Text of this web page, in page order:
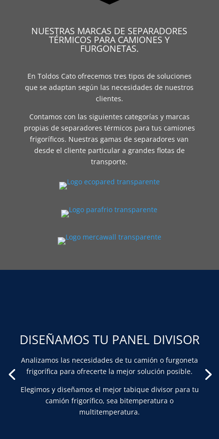
NUESTRAS MARCAS DE SEPARADORES
TÉRMICOS PARA CAMIONES Y
FURGONETAS.
En Toldos Cato ofrecemos tres tipos de soluciones
que se adaptan según las necesidades de nuestros
clientes.
Contamos con las siguientes categorías y marcas
propias de separadores térmicos para tus camiones
frigoríficos. Nuestras gamas de separadores van
desde el cliente particular a grandes flotas de
transporte.
DISEÑAMOS TU PANEL DIVISOR
Analizamos las necesidades de tu camión o furgoneta
frigorífica para ofrecerte la mejor solución posible.
Elegimos y diseñamos el mejor tabique divisor para tu
camión frigorífico, sea bitemperatura o
multitemperatura.